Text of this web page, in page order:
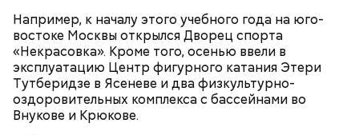
Например, к началу этого учебного года на юго-
востоке Москвы открылся Дворец спорта
«Некрасовка». Кроме того, осенью ввели в
эксплуатацию Центр фигурного катания Этери
Тутберидзе в Ясеневе и два физкультурно-
оздоровительных комплекса с бассейнами во
Внукове и Крюкове.
Московский зоопарк — один из старейших в
Европе. Он расположился на территории почти 22